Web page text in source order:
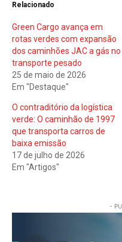
Relacionado
Green Cargo avança em
rotas verdes com expansão
dos caminhões JAC a gás no
transporte pesado
25 de maio de 2026
Em "Destaque"
O contraditório da logística
verde: O caminhão de 1997
que transporta carros de
baixa emissão
17 de julho de 2026
Em "Artigos"
-